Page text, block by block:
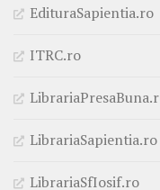
EdituraSapientia.ro
ITRC.ro
LibrariaSapientia.ro
LibrariaSfIosif.ro